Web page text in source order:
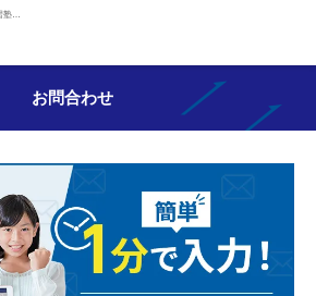
お問合わせ